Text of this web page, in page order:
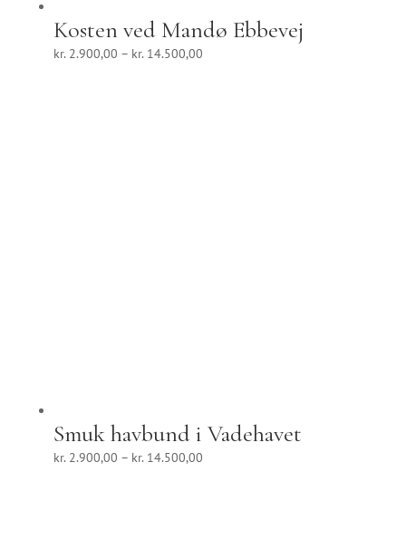
Kosten ved Mandø Ebbevej
kr.2.900,00 – kr.14.500,00Prisinterval:
Smuk havbund i Vadehavet
kr.2.900,00 – kr.14.500,00Prisinterval: